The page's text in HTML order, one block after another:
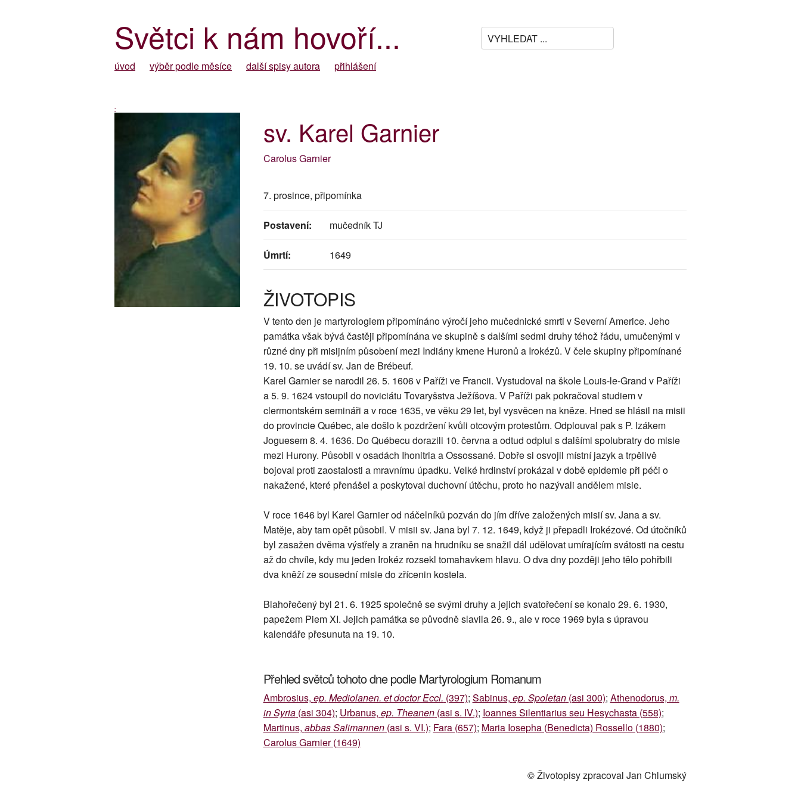
Světci k nám hovoří...
úvod výběr podle měsíce další spisy autora přihlášení
-
sv. Karel Garnier
Carolus Garnier
7. prosince, připomínka
Postavení: mučedník TJ
Úmrtí: 1649
ŽIVOTOPIS
V tento den je martyrologiem připomínáno výročí jeho mučednické smrti v Severní Americe. Jeho
památka však bývá častěji připomínána ve skupině s dalšími sedmi druhy téhož řádu, umučenými v
různé dny při misijním působení mezi Indiány kmene Huronů a Irokézů. V čele skupiny připomínané
19. 10. se uvádí sv. Jan de Brébeuf.
Karel Garnier se narodil 26. 5. 1606 v Paříži ve Francii. Vystudoval na škole Louis-le-Grand v Paříži
a 5. 9. 1624 vstoupil do noviciátu Tovaryšstva Ježíšova. V Paříži pak pokračoval studiem v
clermontském semináři a v roce 1635, ve věku 29 let, byl vysvěcen na kněze. Hned se hlásil na misii
do provincie Québec, ale došlo k pozdržení kvůli otcovým protestům. Odplouval pak s P. Izákem
Joguesem 8. 4. 1636. Do Québecu dorazili 10. června a odtud odplul s dalšími spolubratry do misie
mezi Hurony. Působil v osadách Ihonitria a Ossossané. Dobře si osvojil místní jazyk a trpělivě
bojoval proti zaostalosti a mravnímu úpadku. Velké hrdinství prokázal v době epidemie při péči o
nakažené, které přenášel a poskytoval duchovní útěchu, proto ho nazývali andělem misie.
V roce 1646 byl Karel Garnier od náčelníků pozván do jím dříve založených misií sv. Jana a sv.
Matěje, aby tam opět působil. V misii sv. Jana byl 7. 12. 1649, když ji přepadli Irokézové. Od útočníků
byl zasažen dvěma výstřely a zraněn na hrudníku se snažil dál udělovat umírajícím svátosti na cestu
až do chvíle, kdy mu jeden Irokéz rozsekl tomahavkem hlavu. O dva dny později jeho tělo pohřbili
dva kněží ze sousední misie do zřícenin kostela.
Blahořečený byl 21. 6. 1925 společně se svými druhy a jejich svatořečení se konalo 29. 6. 1930,
papežem Piem XI. Jejich památka se původně slavila 26. 9., ale v roce 1969 byla s úpravou
kalendáře přesunuta na 19. 10.
Přehled světců tohoto dne podle Martyrologium Romanum
Ambrosius, ep. Mediolanen. et doctor Eccl. (397); Sabinus, ep. Spoletan(asi 300); Athenodorus, m.
in Syria(asi 304); Urbanus, ep. Theanen(asi s. IV.); Ioannes Silentiarius seu Hesychasta (558);
Martinus, abbas Salimannen(asi s. VI.); Fara (657); Maria Iosepha (Benedicta) Rossello (1880);
Carolus Garnier (1649)
© Životopisy zpracoval Jan Chlumský